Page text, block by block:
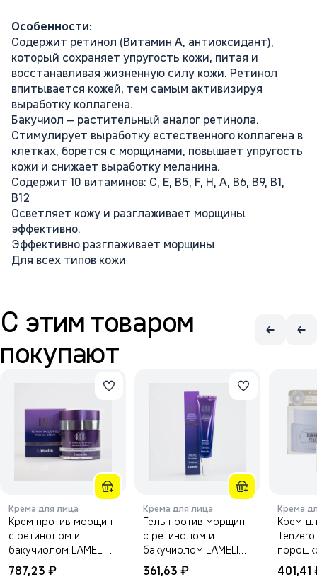
Особенности:
Содержит ретинол (Витамин А, антиоксидант),
который сохраняет упругость кожи, питая и
восстанавливая жизненную силу кожи. Ретинол
впитывается кожей, тем самым активизируя
выработку коллагена.
Бакучиол – растительный аналог ретинола.
Стимулирует выработку естественного коллагена в
клетках, борется с морщинами, повышает упругость
кожи и снижает выработку меланина.
Содержит 10 витаминов: C, E, B5, F, H, A, B6, B9, B1,
B12
Осветляет кожу и разглаживает морщины
эффективно.
Эффективно разглаживает морщины
Для всех типов кожи
С этим товаром
покупают
Крема для лица
Крем против морщин
с ретинолом и
бакучиолом LAMELIN
50 мл.
787,23 ₽
Крема для лица
Гель против морщин
с ретинолом и
бакучиолом LAMELIN
30 мл.
361,63 ₽
Крема
Крем
Tenzero с алмазным
Glow
401,41